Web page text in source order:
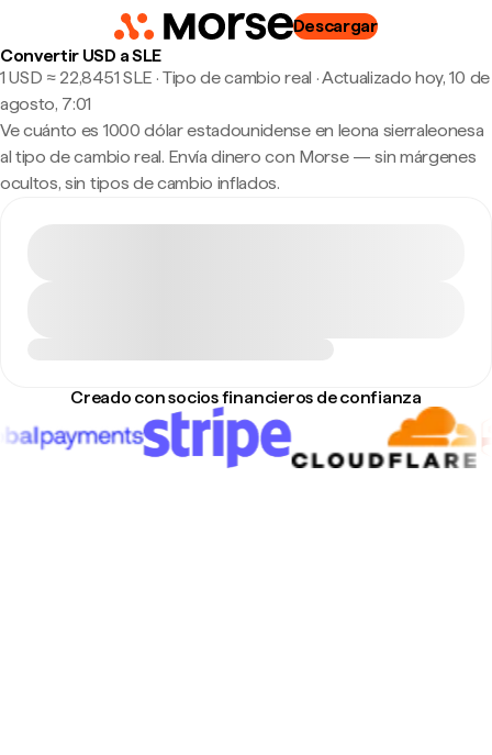
Descargar
Convertir USD a SLE
1 USD ≈ 22,8451 SLE · Tipo de cambio real ·Actualizado hoy, 10 de
agosto, 7:01
Ve cuánto es 1000 dólar estadounidense en leona sierraleonesa
al tipo de cambio real. Envía dinero con Morse — sin márgenes
ocultos, sin tipos de cambio inflados.
Creado con socios financieros de confianza